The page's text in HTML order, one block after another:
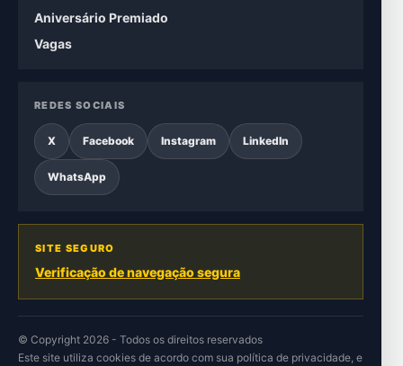
Aniversário Premiado
Vagas
REDES SOCIAIS
X Facebook Instagram LinkedIn
WhatsApp
SITE SEGURO
Verificação de navegação segura
© Copyright 2026 - Todos os direitos reservados
Este site utiliza cookies de acordo com sua política de privacidade, e